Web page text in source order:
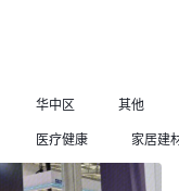
华中区
其他
医疗健康 家居建